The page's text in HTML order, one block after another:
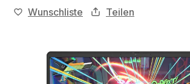
Wunschliste Teilen